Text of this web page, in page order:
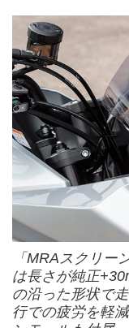
「MRAスクリー
は長さが純正
の沿った形状で
行での疲労を軽